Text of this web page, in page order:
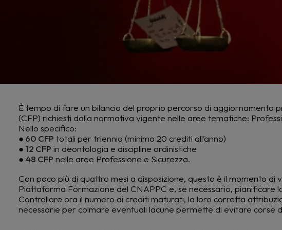
È tempo di fare un bilancio del proprio percorso di aggiornamento
(CFP) richiesti dalla normativa vigente nelle aree tematiche:
Nello specifico:
● 60 CFP totali per triennio (minimo 20 crediti all’anno)
● 12 CFP in deontologia e discipline ordinistiche
● 48 CFP nelle aree Professione e Sicurezza.
Con poco più di quattro mesi a disposizione, questo è il momento
Piattaforma Formazione del CNAPPC e, se necessario, pianificare
Controllare ora il numero di crediti maturati, la loro corretta
necessarie per colmare eventuali lacune permette di evitare corse